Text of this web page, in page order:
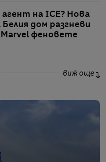
на ICE? Нова
Белия дом разгневи
феновете
виж още